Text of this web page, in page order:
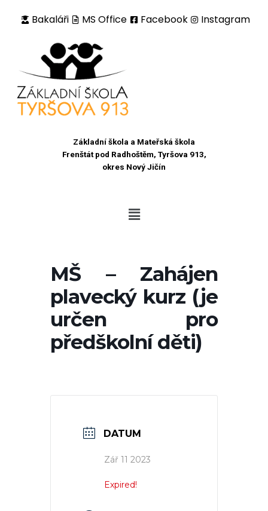
Bakaláři MS Office Facebook Instagram
Základní škola a Mateřská škola
Frenštát pod Radhoštěm, Tyršova 913,
okres Nový Jičín
MŠ – Zahájen
plavecký kurz (je
určen pro
předškolní děti)
DATUM
Zář 11 2023
Expired!